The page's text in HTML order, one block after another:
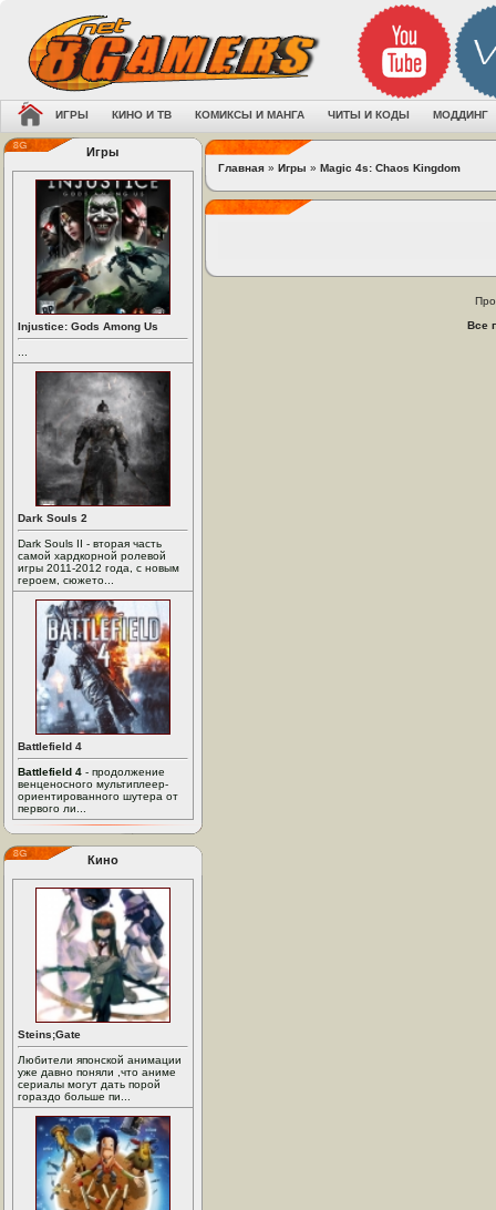
ИГРЫ КИНО И ТВ КОМИКСЫ И МАНГА ЧИТЫ И КОДЫ МОДДИНГ
Игры
Injustice: Gods Among Us
Dark Souls 2
Dark Souls II - вторая часть
самой хардкорной ролевой
игры 2011-2012 года, с новым
героем, сюжето...
Battlefield 4
Battlefield 4 - продолжение
венценосного мультиплеер-
ориентированного шутера от
первого ли...
Кино
Steins;Gate
Любители японской анимации
уже давно поняли ,что аниме
сериалы могут дать порой
гораздо больше пи...
Главная » Игры » Magic 4s: Chaos Kingdom
Все